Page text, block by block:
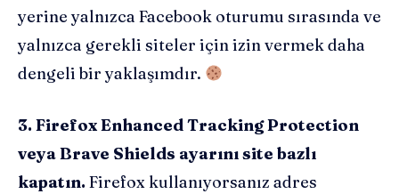
yerine yalnızca Facebook oturumu sırasında ve
yalnızca gerekli siteler için izin vermek daha
dengeli bir yaklaşımdır.
3. Firefox Enhanced Tracking Protection
veya Brave Shields ayarını site bazlı
kapatın. Firefox kullanıyorsanız adres